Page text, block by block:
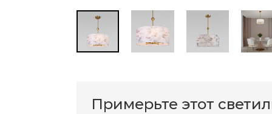
Примерьте этот